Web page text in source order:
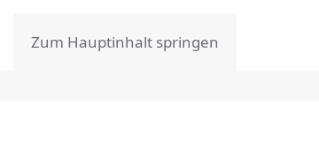
Zum Hauptinhalt springen